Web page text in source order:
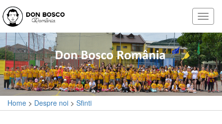
Home > Despre noi > Sfinti